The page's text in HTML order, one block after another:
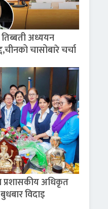
तिब्बती अध्ययन
चासोबारे चर्चा
प्रशासकीय अधिकृत
विदाइ